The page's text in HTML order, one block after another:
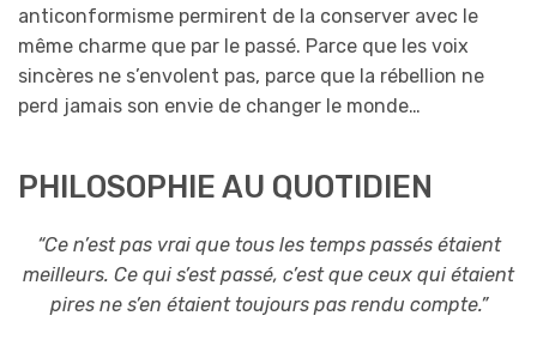
anticonformisme permirent de la conserver avec le
même charme que par le passé. Parce que les voix
sincères ne s’envolent pas, parce que la rébellion ne
perd jamais son envie de changer le monde…
PHILOSOPHIE AU QUOTIDIEN
“Ce n’est pas vrai que tous les temps passés étaient
meilleurs. Ce qui s’est passé, c’est que ceux qui étaient
pires ne s’en étaient toujours pas rendu compte.”